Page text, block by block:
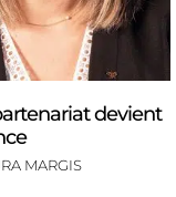
devient
MARGIS